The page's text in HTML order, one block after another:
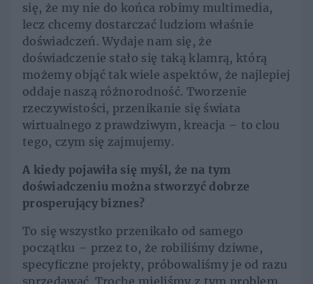
się, że my nie do końca robimy multimedia,
lecz chcemy dostarczać ludziom właśnie
doświadczeń. Wydaje nam się, że
doświadczenie stało się taką klamrą, którą
możemy objąć tak wiele aspektów, że najlepiej
oddaje naszą różnorodność. Tworzenie
rzeczywistości, przenikanie się świata
wirtualnego z prawdziwym, kreacja – to clou
tego, czym się zajmujemy.
A kiedy pojawiła się myśl, że na tym
doświadczeniu można stworzyć dobrze
prosperujący biznes?
To się wszystko przenikało od samego
początku – przez to, że robiliśmy dziwne,
specyficzne projekty, próbowaliśmy je od razu